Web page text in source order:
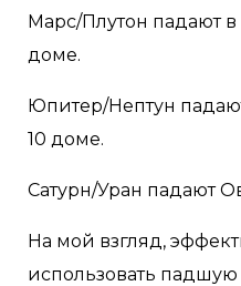
Марс/Плутон падают в
доме.
Юпитер/Нептун
10 доме.
Сатурн/Уран падают
На мой взгляд,
использовать падшую